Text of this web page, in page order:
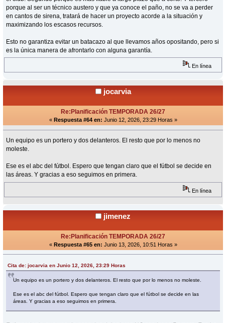
porque al ser un técnico austero y que ya conoce el paño, no se va a perder
en cantos de sirena, tratará de hacer un proyecto acorde a la situación y
maximizando los escasos recursos.
Esto no garantiza evitar un batacazo al que llevamos años opositando, pero si
es la única manera de afrontarlo con alguna garantía.
En línea
jocarvia
Re:Planificación TEMPORADA 26/27
« Respuesta #64 en: Junio 12, 2026, 23:29 Horas »
Un equipo es un portero y dos delanteros. El resto que por lo menos no
moleste.
Ese es el abc del fútbol. Espero que tengan claro que el fútbol se decide en
las áreas. Y gracias a eso seguimos en primera.
En línea
jimenez
Re:Planificación TEMPORADA 26/27
« Respuesta #65 en: Junio 13, 2026, 10:51 Horas »
Cita de: jocarvia en Junio 12, 2026, 23:29 Horas
Un equipo es un portero y dos delanteros. El resto que por lo menos no moleste.
Ese es el abc del fútbol. Espero que tengan claro que el fútbol se decide en las
áreas. Y gracias a eso seguimos en primera.